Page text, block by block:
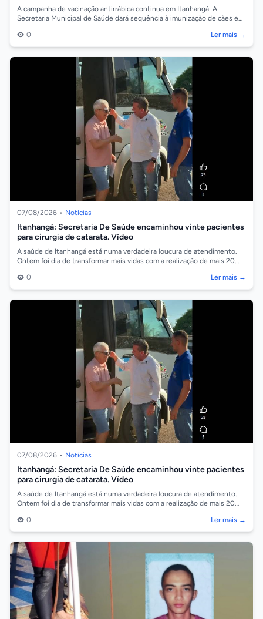
A campanha de vacinação antirrábica continua em Itanhangá. A
Secretaria Municipal de Saúde dará sequência à imunização de cães e
0
Ler mais →
07/08/2026 • Notícias
Itanhangá: Secretaria De Saúde encaminhou vinte pacientes
para cirurgia de catarata. Vídeo
A saúde de Itanhangá está numa verdadeira loucura de atendimento.
Ontem foi dia de transformar mais vidas com a realização de mais 20
0
Ler mais →
07/08/2026 • Notícias
Itanhangá: Secretaria De Saúde encaminhou vinte pacientes
para cirurgia de catarata. Vídeo
A saúde de Itanhangá está numa verdadeira loucura de atendimento.
Ontem foi dia de transformar mais vidas com a realização de mais 20
0
Ler mais →